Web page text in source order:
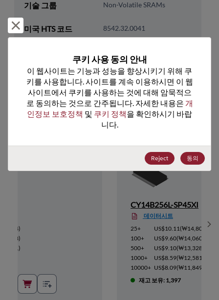
기술 그룹 Non-Volatile SRAMs
미국 HTS 코드 8542.32.0041
추천 대체 제품
)
)
)
CY14B256L-SP45XI
데이터시트
25+
US$10.11(₩14,807
)
100+
US$9.60(₩14,060
500+
US$9.10(₩13,328
1000+
US$8.59(₩12,581
10000+ US$8.09(₩11,849
재고 보유: 1,397
거부 및 닫기
쿠키 사용 동의 안내
이 웹사이트는 기능과 성능을 향상시키기 위해 쿠
키를 사용합니다. 사이트를 계속 이용하시면 이 웹
사이트에서 쿠키를 사용하는 것에 대해 암묵적으
로 동의하는 것으로 간주됩니다. 자세한 내용은 개
인정보 보호정책 및 쿠키 정책을 확인하시기 바랍
니다.
Reject 동의